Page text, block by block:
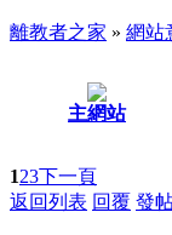
離教者之家 » 網站
主網站
123下一頁
返回列表 回覆 發